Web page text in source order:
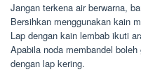
Jangan terkena air berwarna,
Bersihkan menggunakan kain
Lap dengan kain lembab ikuti
Apabila noda membandel
dengan lap kering.